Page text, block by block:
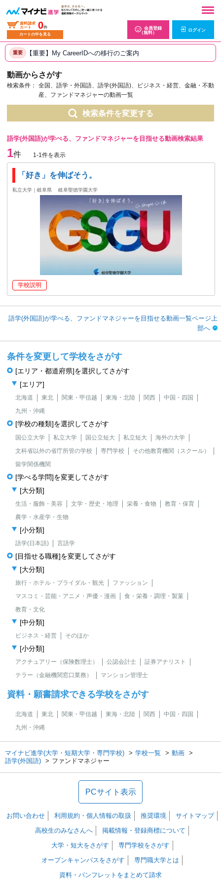
資料請求
カート
0件
カートの中を見る
会員登録
（無料）
ログイン
重要 【重要】My CareerIDへの移行のご案内
動画からさがす
検索条件：
全国、語学・外国語、語学(外国語)、ビジネス・経営、金融・不動
産、ファンドマネジャーの動画一覧
検索条件を変更する
語学(外国語)が学べる、ファンドマネジャーを目指せる動画検索結果
1件 1-1件を表示
「好き」を伸ばそう。
私立大学｜岐阜県 岐阜聖徳学園大学
学校説明
語学(外国語)が学べる、ファンドマネジャーを目指せる動画一覧ページ上
部へ
条件を変更して学校をさがす
[エリア・都道府県]を選択してさがす
[エリア]
北海道 東北 関東・甲信越 東海・北陸 関西
中国・四国
九州・沖縄
[学校の種類]を選択してさがす
国公立大学 私立大学 国公立短大 私立短大
海外の大学
文科省以外の省庁所管の学校
専門学校
その他教育機関（スクール）
留学関係機関
[学べる学問]を変更してさがす
[大分類]
生活・服飾・美容 文学・歴史・地理 栄養・食物
教育・保育
農学・水産学・生物
[小分類]
語学(日本語) 言語学
[目指せる職種]を変更してさがす
[大分類]
旅行・ホテル・ブライダル・観光
ファッション
マスコミ・芸能・アニメ・声優・漫画
食・栄養・調理・製菓
教育・文化
[中分類]
ビジネス・経営 そのほか
[小分類]
アクチュアリー（保険数理士） 公認会計士
証券アナリスト
テラー（金融機関窓口業務）
マンション管理士
資料・願書請求できる学校をさがす
北海道 東北 関東・甲信越 東海・北陸 関西
中国・四国
九州・沖縄
マイナビ進学(大学・短期大学・専門学校) 学校一覧
動画
語学(外国語)
ファンドマネジャー
PCサイト表示
お問い合わせ 利用規約・個人情報の取扱 推奨環境
サイトマップ
高校生のみなさんへ
掲載情報・登録商標について
大学・短大をさがす
専門学校をさがす
オープンキャンパスをさがす
専門職大学とは
資料・パンフレットをまとめて請求